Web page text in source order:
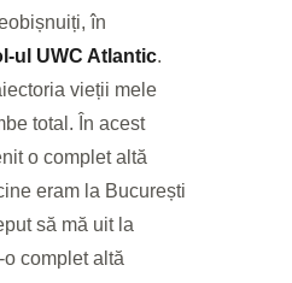
în
ul UWC Atlantic.
vieții mele
total. În acest
o complet altă
eram la București
să mă uit la
complet altă